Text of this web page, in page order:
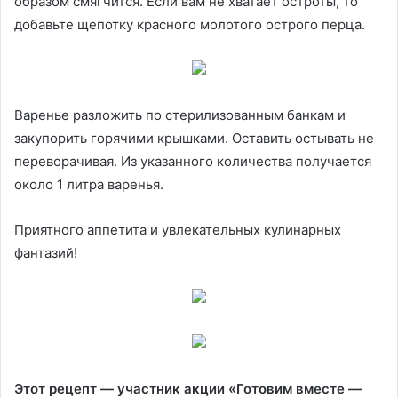
добавьте щепотку красного молотого острого перца.
Варенье разложить по стерилизованным банкам и
закупорить горячими крышками. Оставить остывать не
переворачивая. Из указанного количества получается
около 1 литра варенья.
Приятного аппетита и увлекательных кулинарных
фантазий!
Этот рецепт — участник акции «Готовим вместе —